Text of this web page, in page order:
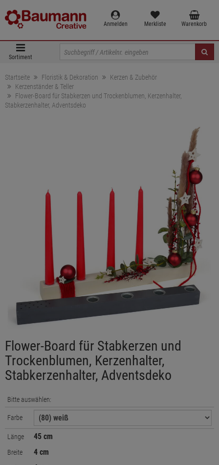
Anmelden Merkliste Warenkorb
Sortiment
Startseite Floristik & Dekoration
Kerzen & Zubehör
Kerzenständer & Teller
Flower-Board für Stabkerzen und Trockenblumen, Kerzenhalter,
Stabkerzenhalter, Adventsdeko
Flower-Board für Stabkerzen und
Trockenblumen, Kerzenhalter,
Stabkerzenhalter, Adventsdeko
Bitte auswählen:
Farbe
Länge 45 cm
Breite 4 cm